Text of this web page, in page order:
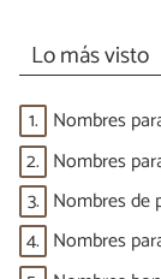
Lo más visto
1. Nombres
2. Nombres
3. Nombres de
4. Nombres